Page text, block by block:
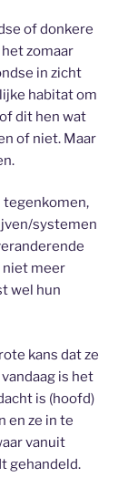
of donkere
zomaar
in zicht
habitat om
dit hen wat
of niet. Maar
tegenkomen,
systemen
niet meer
wel hun
kans dat ze
is het
is (hoofd)
en ze in te
vanuit
gehandeld.